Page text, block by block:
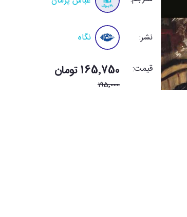
نشر: نگاه
قیمت: 165٬750 تومان
195٬000